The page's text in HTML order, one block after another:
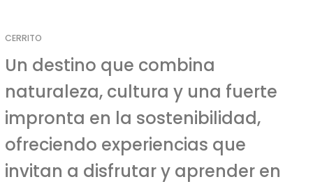
CERRITO
Un destino que combina
naturaleza, cultura y una fuerte
impronta en la sostenibilidad,
ofreciendo experiencias que
invitan a disfrutar y aprender en